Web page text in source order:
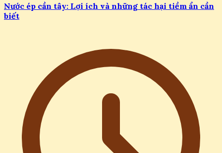
Nước ép cần tây: Lợi ích và những tác hại tiềm ẩn cần
biết